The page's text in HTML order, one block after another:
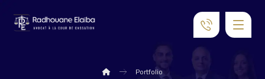
Portfolio